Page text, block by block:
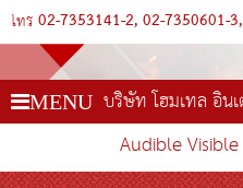
โทร 02-7353141-2 02-7350601-3
MENU บริษัท โฮมเทล อิน
Audible Visible